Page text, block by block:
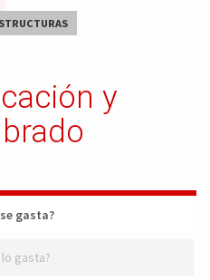
y
gasta?
lo gasta?